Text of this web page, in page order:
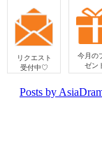
リクエスト
受付中♡
今月の
ゼン